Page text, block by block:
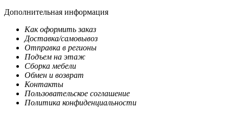
Дополнительная информация
Как оформить заказ
Доставка/самовывоз
Отправка в регионы
Подъем на этаж
Сборка мебели
Обмен и возврат
Контакты
Пользовательское соглашение
Политика конфиденциальности